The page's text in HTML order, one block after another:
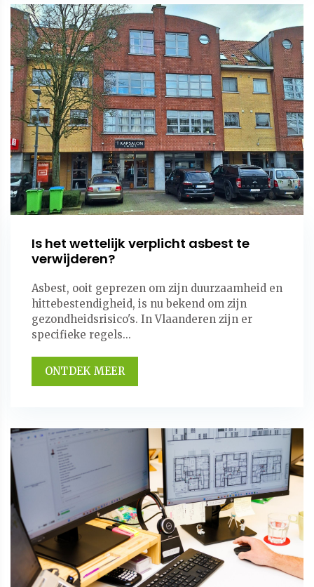
Is het wettelijk verplicht asbest te
verwijderen?
Asbest, ooit geprezen om zijn duurzaamheid en
hittebestendigheid, is nu bekend om zijn
gezondheidsrisico's. In Vlaanderen zijn er
specifieke regels...
ONTDEK MEER